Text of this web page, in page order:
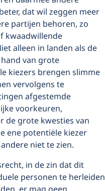
dat wil zeggen meer
partijen behoren, zo
kwaadwillende
alleen in landen als de
van grote
kiezers brengen slimme
vervolgens te
afgestemde
voorkeuren,
de grote kwesties van
ene potentiële kiezer
niet te zien.
in de zin dat dit
personen te herleiden